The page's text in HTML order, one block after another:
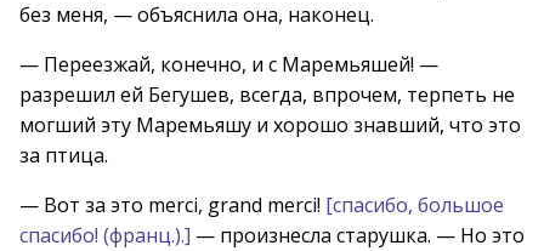
без меня, — объяснила она, наконец.
— Переезжай, конечно, и с Маремьяшей! —
разрешил ей Бегушев, всегда, впрочем, терпеть не
могший эту Маремьяшу и хорошо знавший, что это
за птица.
— Вот за это merci, grand merci! [спасибо, большое
спасибо! (франц.).] — произнесла старушка. — Но это